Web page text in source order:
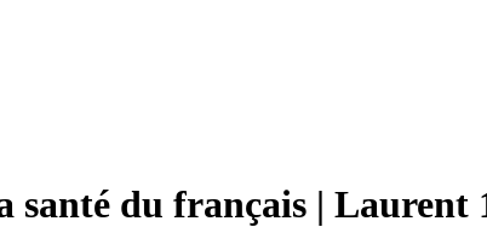
santé du français | Laurent